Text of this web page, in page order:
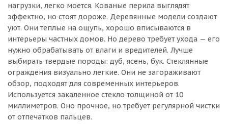
нагрузки, легко моется. Кованые перила выглядят
эффектно, но стоят дороже. Деревянные модели создают
уют. Они теплые на ощупь, хорошо вписываются в
интерьеры частных домов. Но дерево требует ухода — его
нужно обрабатывать от влаги и вредителей. Лучше
выбирать твердые породы: дуб, ясень, бук. Стеклянные
ограждения визуально легкие. Они не загораживают
обзор, подходят для современных интерьеров.
Используется закаленное стекло толщиной от 10
миллиметров. Оно прочное, но требует регулярной чистки
от отпечатков пальцев.